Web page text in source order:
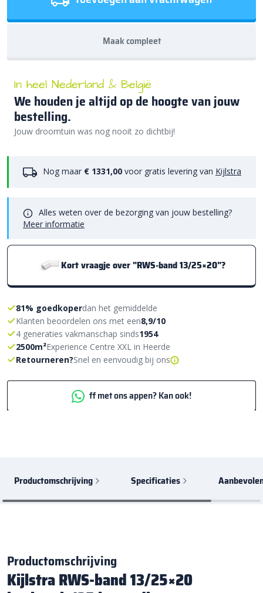
Maak compleet
In heel Nederland & België
We houden je altijd op de hoogte van jouw
bestelling.
Jouw droomtuin was nog nooit zo dichtbij!
Nog maar € 1331,00 voor gratis levering van Kijlstra
Alles weten over de bezorging van jouw bestelling?
Meer informatie
Kort vraagje over "RWS-band 13/25×20"?
81% goedkoperdan het gemiddelde
Klanten beoordelen ons met een8,9/10
4 generaties vakmanschap sinds1954
2500m²Experience Centre XXL in Heerde
Retourneren?Snel en eenvoudig bij ons
ff met ons appen? Kan ook!
Productomschrijving Specificaties
Productomschrijving
Kijlstra RWS-band 13/25×20